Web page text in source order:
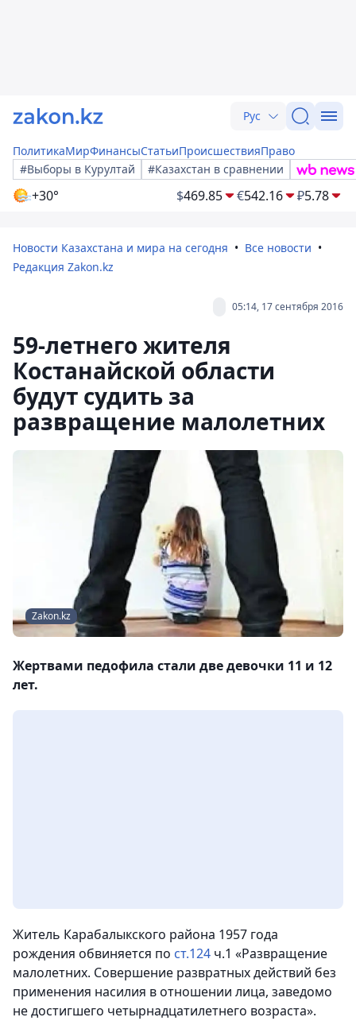
Рус
ПолитикаМирФинансыСтатьиПроисшествияПраво
#Выборы в Курултай
#Казахстан в сравнении
+30° $469.85 €542.16 ₽5.78
Новости Казахстана и мира на сегодня
Все новости
Редакция Zakon.kz
05:14, 17 сентября 2016
59-летнего жителя
Костанайской области
будут судить за
развращение малолетних
Zakon.kz
Жертвами педофила стали две девочки 11 и 12
лет.
Житель Карабалыкского района 1957 года
рождения обвиняется по ст.124 ч.1 «Развращение
малолетних. Совершение развратных действий без
применения насилия в отношении лица, заведомо
не достигшего четырнадцатилетнего возраста».